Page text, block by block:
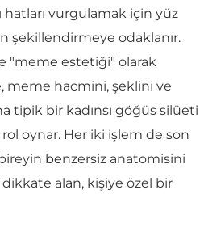
hatları vurgulamak için yüz
şekillendirmeye odaklanır.
"meme estetiği" olarak
meme hacmini, şeklini ve
tipik bir kadınsı göğüs silüeti
oynar. Her iki işlem de son
benzersiz anatomisini
alan, kişiye özel bir